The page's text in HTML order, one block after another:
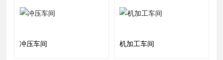
冲压车间 机加工车间